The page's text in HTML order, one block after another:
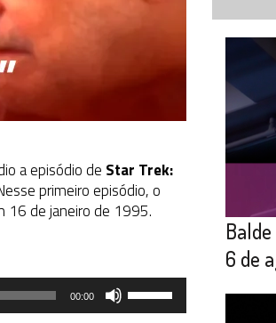
a episódio de Star Trek:
primeiro episódio, o
16 de janeiro de 1995.
00:00
6 de